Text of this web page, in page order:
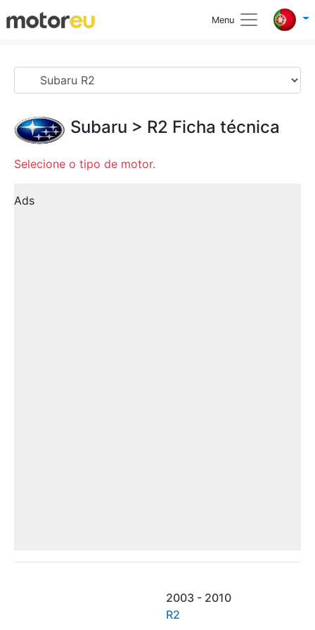
Menu
Subaru > R2 Ficha técnica
Selecione o tipo de motor.
Ads
2003 - 2010
R2